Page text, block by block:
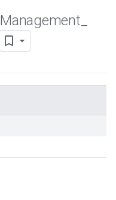
Management